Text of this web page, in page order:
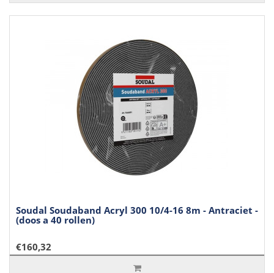
Soudal Soudaband Acryl 300 10/4-16 8m - Antraciet -
(doos a 40 rollen)
€160,32